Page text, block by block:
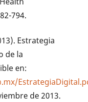
794.
Estrategia
de la
en:
de 2013.